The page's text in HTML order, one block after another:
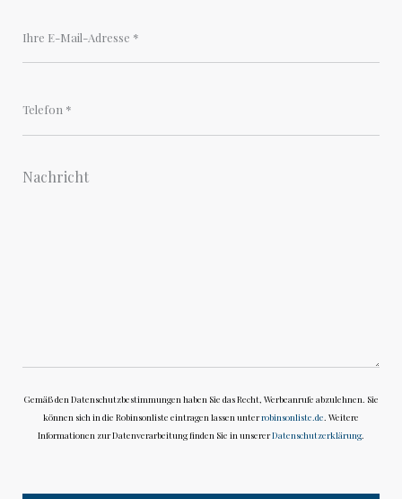
Gemäß den Datenschutzbestimmungen haben Sie das Recht, Werbeanrufe abzulehnen. Sie
können sich in die Robinsonliste eintragen lassen unterrobinsonliste.de . Weitere
Informationen zur Datenverarbeitung finden Sie in unsererDatenschutzerklärung.